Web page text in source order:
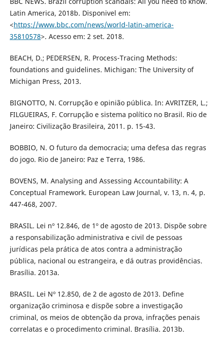
Latin America, 2018b. Disponivel em:
<https://www.bbc.com/news/world-latin-america-
35810578>. Acesso em: 2 set. 2018.
BEACH, D.; PEDERSEN, R. Process-Tracing Methods:
foundations and guidelines. Michigan: The University of
Michigan Press, 2013.
BIGNOTTO, N. Corrupção e opinião pública. In: AVRITZER, L.;
FILGUEIRAS, F. Corrupção e sistema político no Brasil. Rio de
Janeiro: Civilização Brasileira, 2011. p. 15-43.
BOBBIO, N. O futuro da democracia; uma defesa das regras
do jogo. Rio de Janeiro: Paz e Terra, 1986.
BOVENS, M. Analysing and Assessing Accountability: A
Conceptual Framework. European Law Journal, v. 13, n. 4, p.
447-468, 2007.
BRASIL. Lei nº 12.846, de 1º de agosto de 2013. Dispõe sobre
a responsabilização administrativa e civil de pessoas
jurídicas pela prática de atos contra a administração
pública, nacional ou estrangeira, e dá outras providências.
Brasília. 2013a.
BRASIL. Lei Nº 12.850, de 2 de agosto de 2013. Define
organização criminosa e dispõe sobre a investigação
criminal, os meios de obtenção da prova, infrações penais
correlatas e o procedimento criminal. Brasília. 2013b.